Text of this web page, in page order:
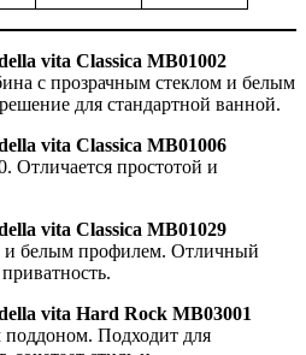
vita Classica MB01002
с прозрачным стеклом и белым
для стандартной ванной.
vita Classica MB01006
Отличается простотой и
vita Classica MB01029
и белым профилем. Отличный
vita Hard Rock MB03001
Подходит для